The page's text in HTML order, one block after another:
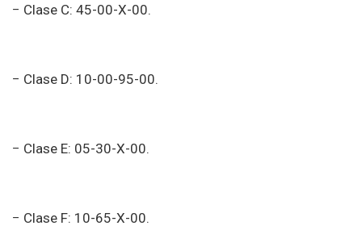
− Clase C: 45-00-X-00.
− Clase D: 10-00-95-00.
− Clase E: 05-30-X-00.
− Clase F: 10-65-X-00.